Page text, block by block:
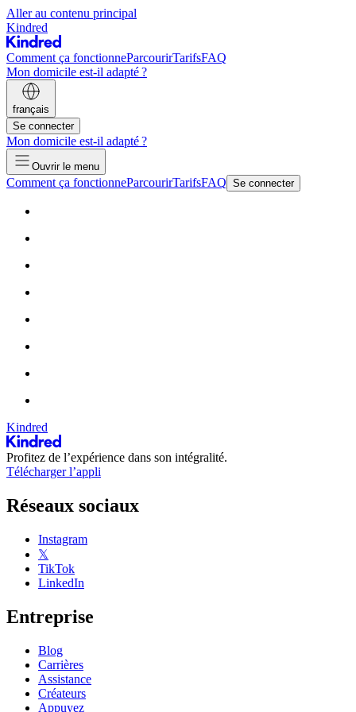
Aller au contenu principal
Kindred
Comment ça fonctionneParcourirTarifsFAQ
Mon domicile est-il adapté ?
français
Se connecter
Mon domicile est-il adapté ?
Ouvrir le menu
Comment ça fonctionneParcourirTarifsFAQ Se connecter
Kindred
Profitez de l’expérience dans son intégralité.
Télécharger l’appli
Réseaux sociaux
Instagram
𝕏
TikTok
LinkedIn
Entreprise
Blog
Carrières
Assistance
Créateurs
Appuyez